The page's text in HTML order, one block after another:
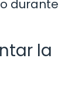
durante
la